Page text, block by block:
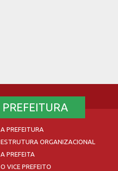
PREFEITURA
A PREFEITURA
ESTRUTURA ORGANIZACIONAL
A PREFEITA
O VICE PREFEITO